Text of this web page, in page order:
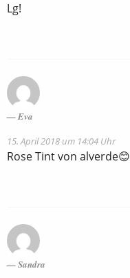
Lg!
Eva
15. April 2018 um 14:04 Uhr
Rose Tint von alverde😊
Sandra